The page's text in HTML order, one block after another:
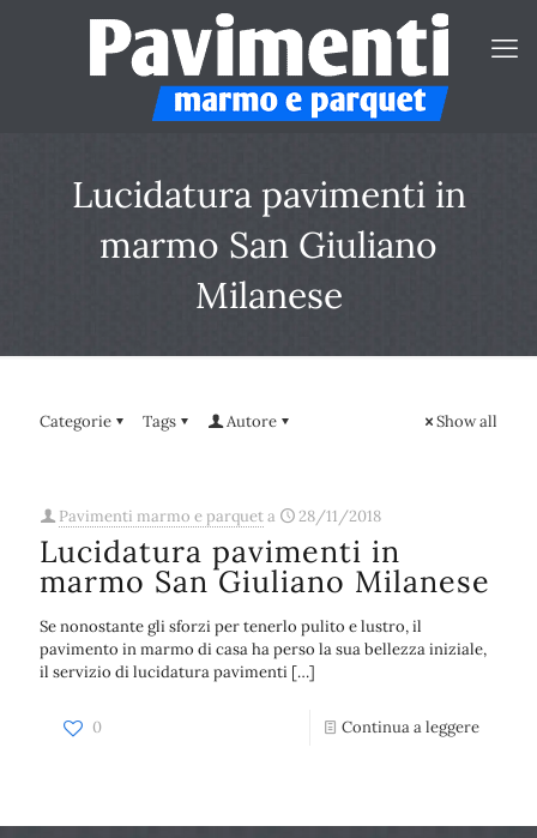
Lucidatura pavimenti in
marmo San Giuliano
Milanese
Categorie Tags Autore Show all
Pavimenti marmo e parqueta 28/11/2018
Lucidatura pavimenti in
marmo San Giuliano Milanese
Se nonostante gli sforzi per tenerlo pulito e lustro, il
pavimento in marmo di casa ha perso la sua bellezza iniziale,
il servizio di lucidatura pavimenti […]
0 Continua a leggere